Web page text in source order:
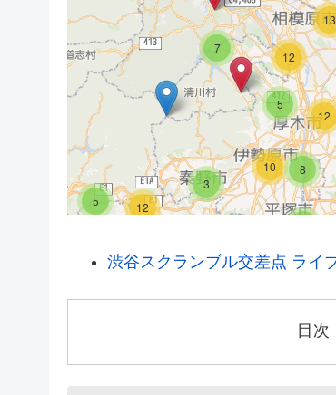
3
8
5
5
13
12
7
10
12
12
渋谷スクランブル交差点 ライ
目次